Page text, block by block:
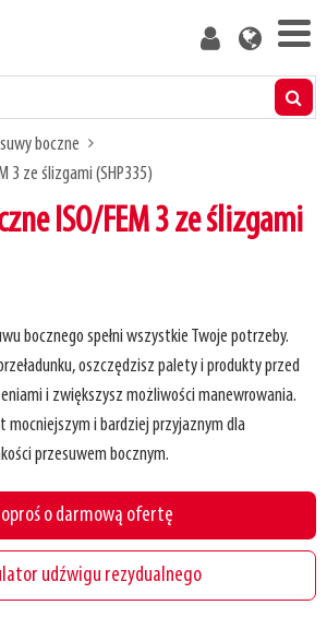
User
udźwigu rezydualnego
Media
Blog
Skontaktuj się z nami
boczne
3 ze ślizgami (SHP335)
ISO/FEM 3 ze ślizgami
bocznego spełni wszystkie Twoje potrzeby.
oszczędzisz palety i produkty przed
i zwiększysz możliwości manewrowania.
mocniejszym i bardziej przyjaznym dla
przesuwem bocznym.
o darmową ofertę
udźwigu rezydualnego